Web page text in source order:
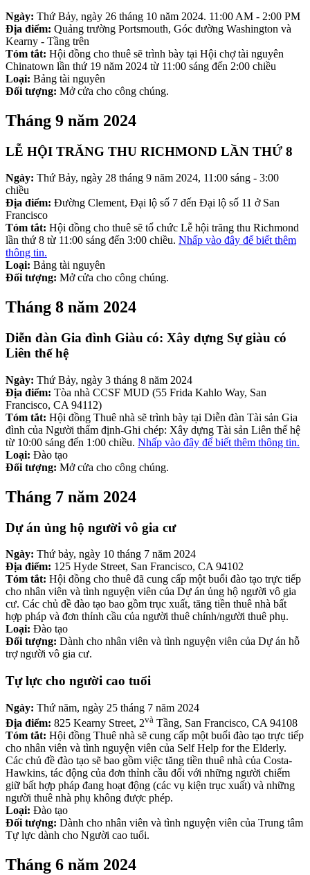
Ngày: Thứ Bảy, ngày 26 tháng 10 năm 2024. 11:00 AM - 2:00 PM
Địa điểm: Quảng trường Portsmouth, Góc đường Washington và
Kearny - Tầng trên
Tóm tắt: Hội đồng cho thuê sẽ trình bày tại Hội chợ tài nguyên
Chinatown lần thứ 19 năm 2024 từ 11:00 sáng đến 2:00 chiều
Loại: Bảng tài nguyên
Đối tượng: Mở cửa cho công chúng.
Tháng 9 năm 2024
LỄ HỘI TRĂNG THU RICHMOND LẦN THỨ 8
Ngày: Thứ Bảy, ngày 28 tháng 9 năm 2024, 11:00 sáng - 3:00
chiều
Địa điểm: Đường Clement, Đại lộ số 7 đến Đại lộ số 11 ở San
Francisco
Tóm tắt: Hội đồng cho thuê sẽ tổ chức Lễ hội trăng thu Richmond
lần thứ 8 từ 11:00 sáng đến 3:00 chiều. Nhấp vào đây để biết thêm
thông tin.
Loại: Bảng tài nguyên
Đối tượng: Mở cửa cho công chúng.
Tháng 8 năm 2024
Diễn đàn Gia đình Giàu có: Xây dựng Sự giàu có
Liên thế hệ
Ngày: Thứ Bảy, ngày 3 tháng 8 năm 2024
Địa điểm: Tòa nhà CCSF MUD (55 Frida Kahlo Way, San
Francisco, CA 94112)
Tóm tắt: Hội đồng Thuê nhà sẽ trình bày tại Diễn đàn Tài sản Gia
đình của Người thẩm định-Ghi chép: Xây dựng Tài sản Liên thế hệ
từ 10:00 sáng đến 1:00 chiều. Nhấp vào đây để biết thêm thông tin.
Loại: Đào tạo
Đối tượng: Mở cửa cho công chúng.
Tháng 7 năm 2024
Dự án ủng hộ người vô gia cư
Ngày: Thứ bảy, ngày 10 tháng 7 năm 2024
Địa điểm: 125 Hyde Street, San Francisco, CA 94102
Tóm tắt: Hội đồng cho thuê đã cung cấp một buổi đào tạo trực tiếp
cho nhân viên và tình nguyện viên của Dự án ủng hộ người vô gia
cư. Các chủ đề đào tạo bao gồm trục xuất, tăng tiền thuê nhà bất
hợp pháp và đơn thỉnh cầu của người thuê chính/người thuê phụ.
Loại: Đào tạo
Đối tượng: Dành cho nhân viên và tình nguyện viên của Dự án hỗ
trợ người vô gia cư.
Tự lực cho người cao tuổi
Ngày: Thứ năm, ngày 25 tháng 7 năm 2024
Địa điểm: 825 Kearny Street, 2và Tầng, San Francisco, CA 94108
Tóm tắt: Hội đồng Thuê nhà sẽ cung cấp một buổi đào tạo trực tiếp
cho nhân viên và tình nguyện viên của Self Help for the Elderly.
Các chủ đề đào tạo sẽ bao gồm việc tăng tiền thuê nhà của Costa-
Hawkins, tác động của đơn thỉnh cầu đối với những người chiếm
giữ bất hợp pháp đang hoạt động (các vụ kiện trục xuất) và những
người thuê nhà phụ không được phép.
Loại: Đào tạo
Đối tượng: Dành cho nhân viên và tình nguyện viên của Trung tâm
Tự lực dành cho Người cao tuổi.
Tháng 6 năm 2024